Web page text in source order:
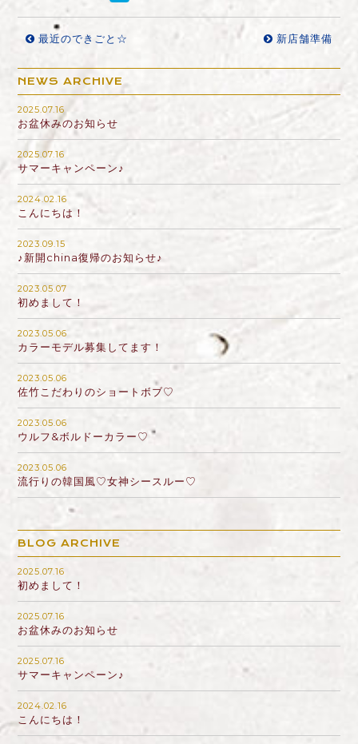
最近のできごと☆ 新店舗準備
NEWS ARCHIVE
2025.07.16
お盆休みのお知らせ
2025.07.16
サマーキャンペーン♪
2024.02.16
こんにちは！
2023.09.15
♪新開china復帰のお知らせ♪
2023.05.07
初めまして！
2023.05.06
カラーモデル募集してます！
2023.05.06
佐竹こだわりのショートボブ♡
2023.05.06
ウルフ&ボルドーカラー♡
2023.05.06
流行りの韓国風♡女神シースルー♡
BLOG ARCHIVE
2025.07.16
初めまして！
2025.07.16
お盆休みのお知らせ
2025.07.16
サマーキャンペーン♪
2024.02.16
こんにちは！